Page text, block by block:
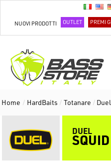
NUOVI PRODOTTI OUTLET PREMI
Home / HardBaits / Totanare /
DUEL